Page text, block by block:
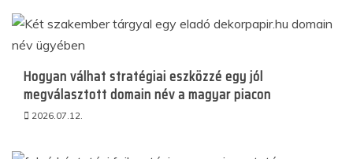
Hogyan válhat stratégiai eszközzé egy jól
megválasztott domain név a magyar piacon
2026.07.12.